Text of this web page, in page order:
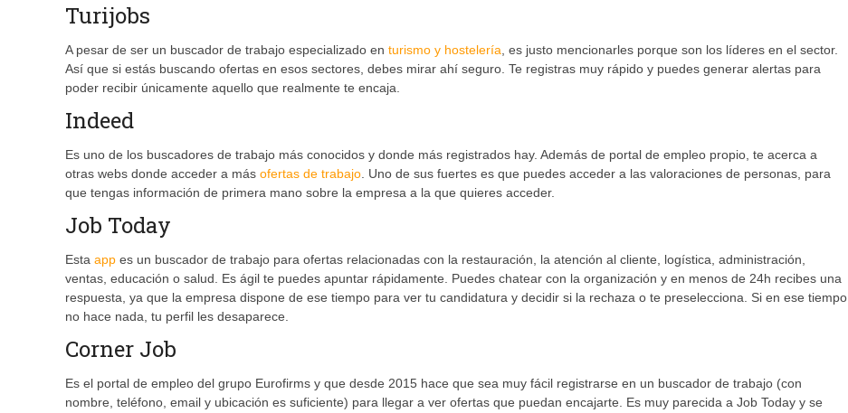
Turijobs
A pesar de ser un buscador de trabajo especializado en turismo y hostelería, es justo mencionarles porque son los líderes en el sector.
Así que si estás buscando ofertas en esos sectores, debes mirar ahí seguro. Te registras muy rápido y puedes generar alertas para
poder recibir únicamente aquello que realmente te encaja.
Indeed
Es uno de los buscadores de trabajo más conocidos y donde más registrados hay. Además de portal de empleo propio, te acerca a
otras webs donde acceder a más ofertas de trabajo. Uno de sus fuertes es que puedes acceder a las valoraciones de personas, para
que tengas información de primera mano sobre la empresa a la que quieres acceder.
Job Today
Esta app es un buscador de trabajo para ofertas relacionadas con la restauración, la atención al cliente, logística, administración,
ventas, educación o salud. Es ágil te puedes apuntar rápidamente. Puedes chatear con la organización y en menos de 24h recibes una
respuesta, ya que la empresa dispone de ese tiempo para ver tu candidatura y decidir si la rechaza o te preselecciona. Si en ese tiempo
no hace nada, tu perfil les desaparece.
Corner Job
Es el portal de empleo del grupo Eurofirms y que desde 2015 hace que sea muy fácil registrarse en un buscador de trabajo (con
nombre, teléfono, email y ubicación es suficiente) para llegar a ver ofertas que puedan encajarte. Es muy parecida a Job Today y se